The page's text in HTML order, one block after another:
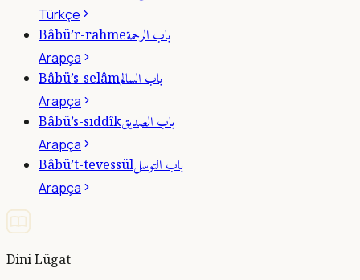
Türkçe
Bâbü’r-rahmeباب الرحمة
Arapça
Bâbü’s-selâmباب السالم
Arapça
Bâbü’s-sıddîkباب الصديق
Arapça
Bâbü’t-tevessülباب التوسل
Arapça
Dini Lügat